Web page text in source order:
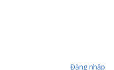
Đăng nhập